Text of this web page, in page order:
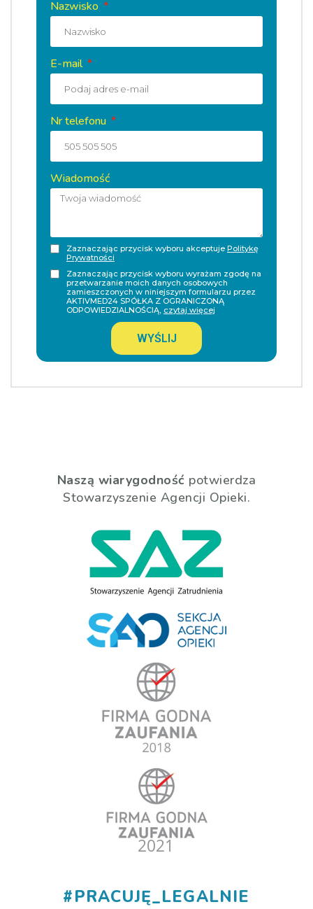
Nazwisko
E-mail
Nr telefonu
Wiadomość
Zaznaczając przycisk wyboru akceptuje Politykę
Prywatności
Zaznaczając przycisk wyboru wyrażam zgodę na
przetwarzanie moich danych osobowych
zamieszczonych w niniejszym formularzu przez
AKTIVMED24 SPÓŁKA Z OGRANICZONĄ
ODPOWIEDZIALNOŚCIĄ, czytaj więcej
WYŚLIJ
Naszą wiarygodność potwierdza
Stowarzyszenie Agencji Opieki.
#PRACUJĘ_LEGALNIE